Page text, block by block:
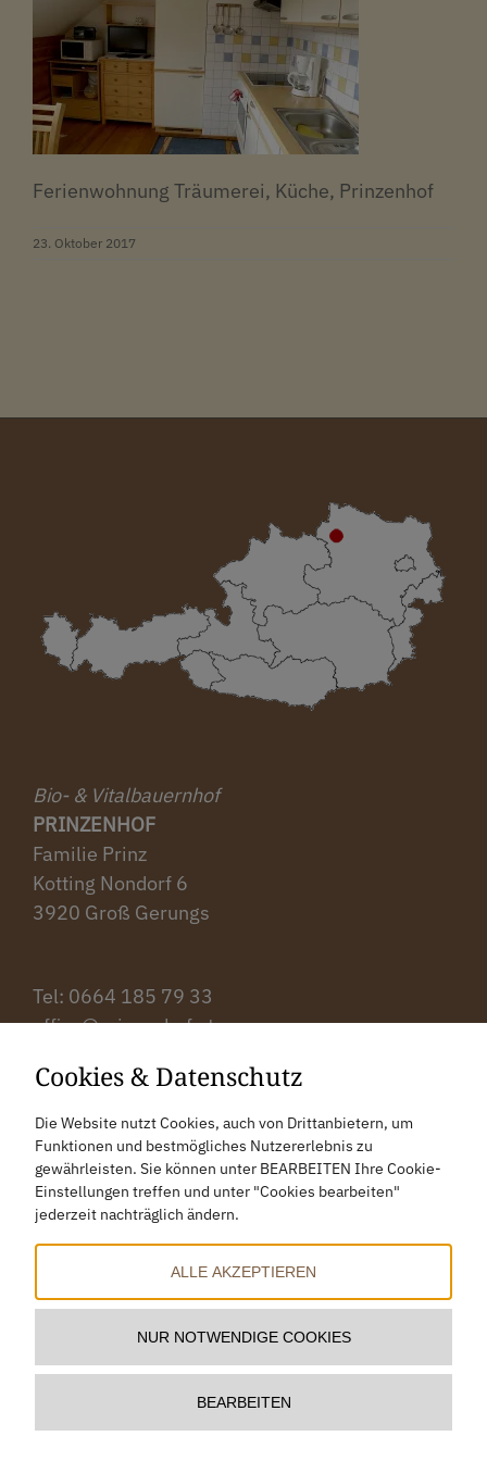
Ferienwohnung Träumerei, Küche, Prinzenhof
23. Oktober 2017
Bio- & Vitalbauernhof
PRINZENHOF
Familie Prinz
Kotting Nondorf 6
3920 Groß Gerungs
Tel: ‭0664 185 79 33‬
office@prinzenhof.at
Bewertung
Gutscheine
Impressum
Datenschutz
Cookies bearbeiten
Cookies & Datenschutz
Die Website nutzt Cookies, auch von Drittanbietern, um
Funktionen und bestmögliches Nutzererlebnis zu
gewährleisten. Sie können unter BEARBEITEN Ihre Cookie-
Einstellungen treffen und unter "Cookies bearbeiten"
jederzeit nachträglich ändern.
ALLE AKZEPTIEREN
NUR NOTWENDIGE COOKIES
BEARBEITEN